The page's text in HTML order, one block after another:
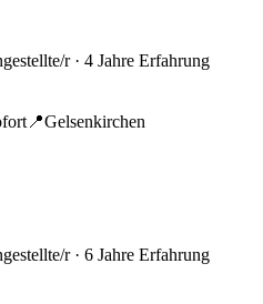
r· 4 Jahre Erfahrung
📍Gelsenkirchen
r· 6 Jahre Erfahrung